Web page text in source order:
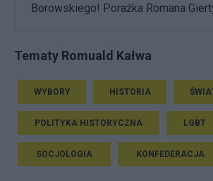
Borowskiego! Porażka Romana
Tematy Romuald Kałwa
WYBORY HISTORIA
POLITYKA HISTORYCZNA LGBT
SOCJOLOGIA KONFEDERACJA